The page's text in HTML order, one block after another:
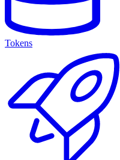
Tokens